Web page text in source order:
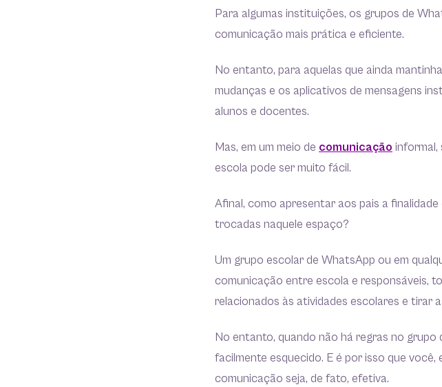
Para algumas instituições, os grupos de
comunicação mais prática e eficiente.
No entanto, para aquelas que ainda
mudanças e os aplicativos de mensagens
alunos e docentes.
Mas, em um meio de comunicação informal,
escola pode ser muito fácil.
Afinal, como apresentar aos pais a
trocadas naquele espaço?
Um grupo escolar de WhatsApp ou em
comunicação entre escola e responsáveis,
relacionados às atividades escolares e tirar
No entanto, quando não há regras no
facilmente esquecido. E é por isso que
comunicação seja, de fato, efetiva.